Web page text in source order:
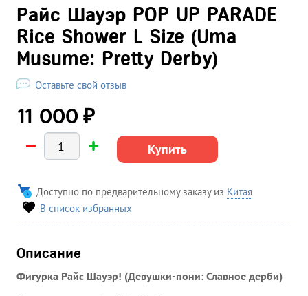
Райс Шауэр POP UP PARADE
Rice Shower L Size (Uma
Musume: Pretty Derby)
Оставьте свой отзыв
11 000 ₽
Купить
Доступно по предварительному заказу из Китая
В список избранных
Описание
Фигурка Райс Шауэр! (Девушки-пони: Славное дерби)